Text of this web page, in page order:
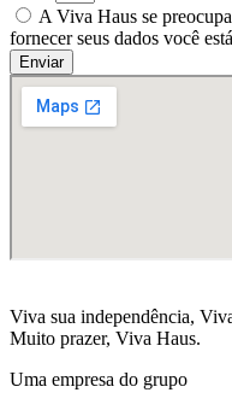
A Viva Haus se
fornecer seus dados você
Enviar
Viva sua independência,
Muito prazer, Viva Haus.
Uma empresa do grupo